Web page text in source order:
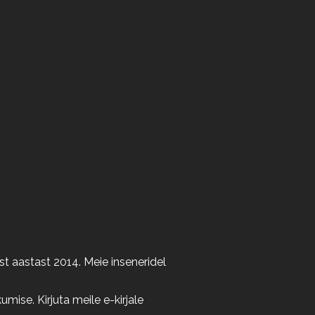
aastast 2014. Meie inseneridel
Kirjuta meile e-kirjale